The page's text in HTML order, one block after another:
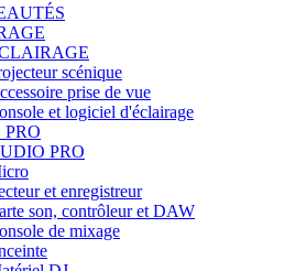
scénique
prise de vue
et logiciel d'éclairage
PRO
et enregistreur
son, contrôleur et DAW
de mixage